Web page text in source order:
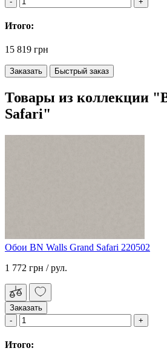
Итого:
15 819 грн
Заказать Быстрый заказ
Товары из коллекции
Safari"
Обои BN Walls Grand Safari 220502
1 772 грн / рул.
Заказать
Итого: